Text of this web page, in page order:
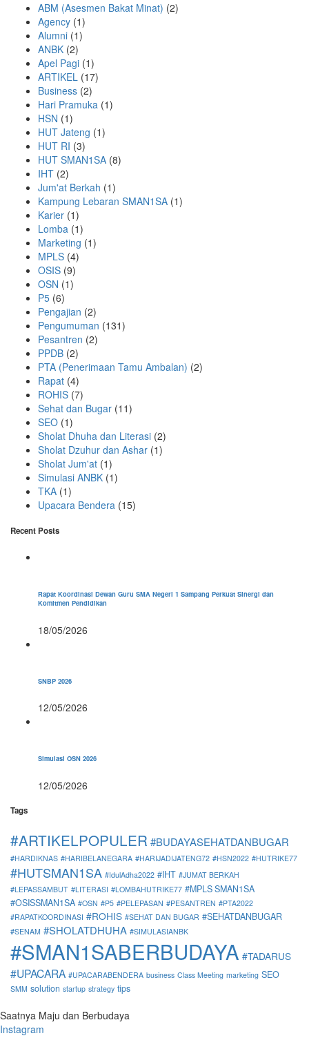
ABM (Asesmen Bakat Minat) (2)
Agency (1)
Alumni (1)
ANBK (2)
Apel Pagi (1)
ARTIKEL (17)
Business (2)
Hari Pramuka (1)
HSN (1)
HUT Jateng (1)
HUT RI (3)
HUT SMAN1SA (8)
IHT (2)
Jum'at Berkah (1)
Kampung Lebaran SMAN1SA (1)
Karier (1)
Lomba (1)
Marketing (1)
MPLS (4)
OSIS (9)
OSN (1)
P5 (6)
Pengajian (2)
Pengumuman (131)
Pesantren (2)
PPDB (2)
PTA (Penerimaan Tamu Ambalan) (2)
Rapat (4)
ROHIS (7)
Sehat dan Bugar (11)
SEO (1)
Sholat Dhuha dan Literasi (2)
Sholat Dzuhur dan Ashar (1)
Sholat Jum'at (1)
Simulasi ANBK (1)
TKA (1)
Upacara Bendera (15)
Recent Posts
Rapat Koordinasi Dewan Guru SMA Negeri 1 Sampang Perkuat Sinergi dan
Komitmen Pendidikan
18/05/2026
SNBP 2026
12/05/2026
Simulasi OSN 2026
12/05/2026
Tags
#ARTIKELPOPULER #BUDAYASEHATDANBUGAR
#HARDIKNAS #HARIBELANEGARA #HARIJADIJATENG72 #HSN2022 #HUTRIKE77
#HUTSMAN1SA #IdulAdha2022 #IHT #JUMAT BERKAH
#LEPASSAMBUT #LITERASI #LOMBAHUTRIKE77 #MPLS SMAN1SA
#OSISSMAN1SA #OSN #P5 #PELEPASAN #PESANTREN #PTA2022
#RAPATKOORDINASI #ROHIS #SEHAT DAN BUGAR #SEHATDANBUGAR
#SENAM #SHOLATDHUHA #SIMULASIANBK
#SMAN1SABERBUDAYA #TADARUS
#UPACARA #UPACARABENDERA business Class Meeting marketing SEO
SMM solution startup strategy tips
Saatnya Maju dan Berbudaya
Instagram